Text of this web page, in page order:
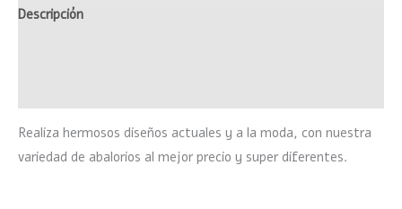
Descripción
Realiza hermosos diseños actuales y a la moda, con nuestra
variedad de abalorios al mejor precio y super diferentes.